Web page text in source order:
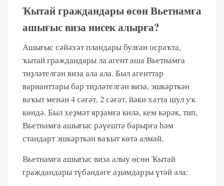
Ҡытай граждандары өсөн Вьетнамға
ашығыс виза нисек алырға?
Ашығыс сәйәхәт пландары булған осраҡта,
ҡытай граждандары ла агент аша Вьетнамға
тиҙләтелгән виза ала ала. Был агенттар
варианттары бар тиҙләтелгән виза, эшкәрткән
ваҡыт менән 4 сәғәт, 2 сәғәт, йәки хатта шул уҡ
көндә. Был хеҙмәт ярҙамға килә, кем кәрәк, тип,
Вьетнамға ашығыс рәүештә барырға һәм
стандарт эшкәрткән ваҡыт көтә алмай.
Вьетнамға ашығыс виза алыу өсөн Ҡытай
граждандары түбәндәге аҙымдарҙы үтәй ала: